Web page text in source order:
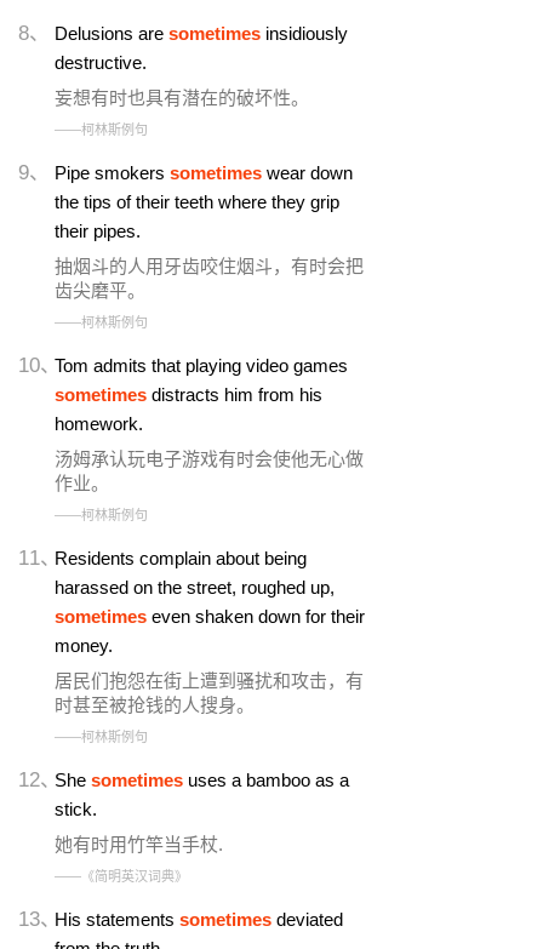
8、 Delusions are sometimes insidiously
destructive.
妄想有时也具有潜在的破坏性。
——柯林斯例句
9、 Pipe smokers sometimes wear down
the tips of their teeth where they grip
their pipes.
抽烟斗的人用牙齿咬住烟斗，有时会把
齿尖磨平。
——柯林斯例句
10、Tom admits that playing video games
sometimes distracts him from his
homework.
汤姆承认玩电子游戏有时会使他无心做
作业。
——柯林斯例句
11、Residents complain about being
harassed on the street, roughed up,
sometimes even shaken down for their
money.
居民们抱怨在街上遭到骚扰和攻击，有
时甚至被抢钱的人搜身。
——柯林斯例句
12、She sometimes uses a bamboo as a
stick.
她有时用竹竿当手杖.
——《简明英汉词典》
13、His statements sometimes deviated